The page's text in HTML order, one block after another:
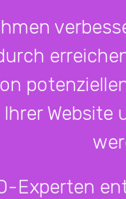
Experten